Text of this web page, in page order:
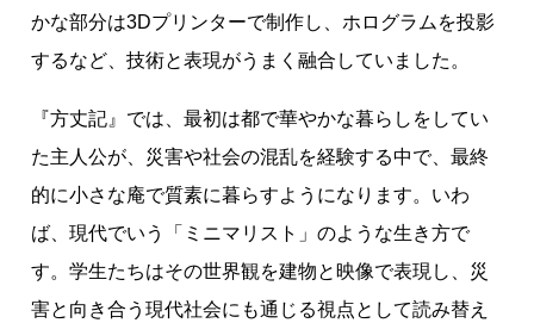
かな部分は3Dプリンターで制作し、ホログラムを投影
するなど、技術と表現がうまく融合していました。
『方丈記』では、最初は都で華やかな暮らしをしてい
た主人公が、災害や社会の混乱を経験する中で、最終
的に小さな庵で質素に暮らすようになります。いわ
ば、現代でいう「ミニマリスト」のような生き方で
す。学生たちはその世界観を建物と映像で表現し、災
害と向き合う現代社会にも通じる視点として読み替え